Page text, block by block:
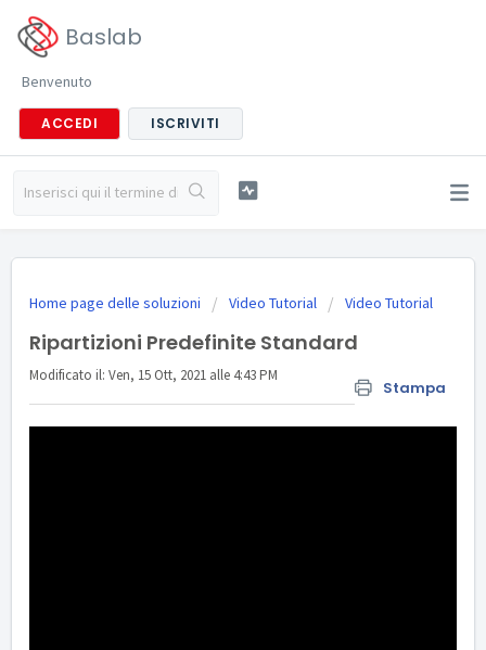
Baslab
Benvenuto
ACCEDI ISCRIVITI
Home page delle soluzioni Video Tutorial Video Tutorial
Ripartizioni Predefinite Standard
Stampa
Modificato il: Ven, 15 Ott, 2021 alle 4:43 PM